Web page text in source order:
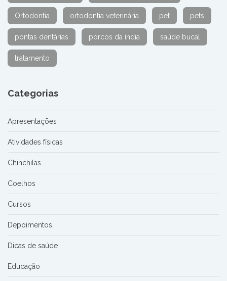
Ortodontia ortodontia veterinária pet pets
pontas dentárias porcos da índia saúde bucal
tratamento
Categorias
Apresentações
Atividades físicas
Chinchilas
Coelhos
Cursos
Depoimentos
Dicas de saúde
Educação